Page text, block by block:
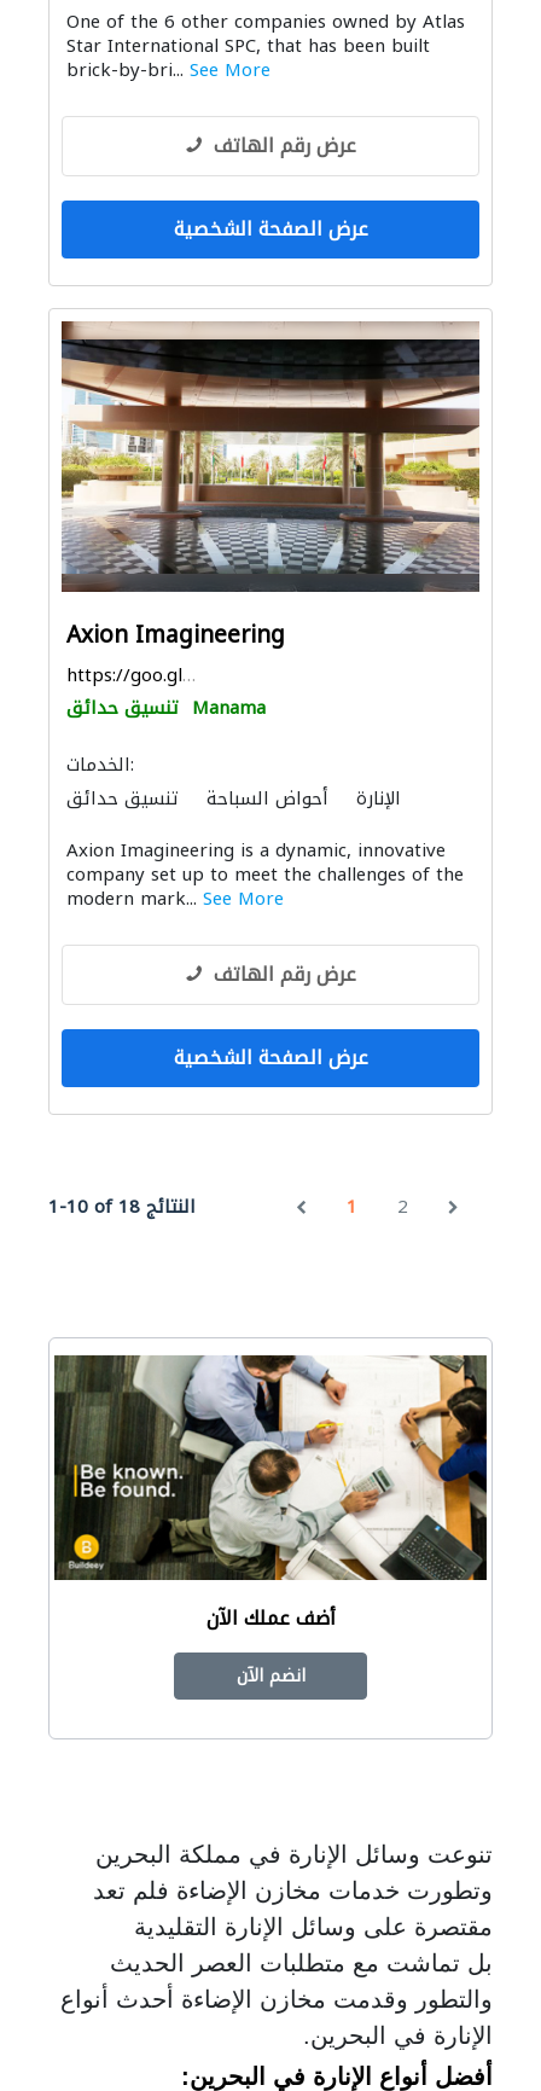
الحمامات والمطابخ موردو نوافذ الإنارة
One of the 6 other companies owned by Atlas
Star International SPC, that has been built
brick-by-bri... See More
عرض رقم الهاتف
عرض الصفحة الشخصية
Axion Imagineering
https://goo.gl/maps/4uBJ95zhzi6gMXp86
تنسيق حدائق Manama
الخدمات:
تنسيق حدائق
أحواض السباحة الإنارة
Axion Imagineering is a dynamic, innovative
company set up to meet the challenges of the
modern mark... See More
عرض رقم الهاتف
عرض الصفحة الشخصية
1-10 of 18 النتائج 1 2
أضف عملك الآن
انضم الآن
تنوعت وسائل الإنارة في مملكة البحرين
وتطورت خدمات مخازن الإضاءة فلم تعد
مقتصرة على وسائل الإنارة التقليدية
بل تماشت مع متطلبات العصر الحديث
والتطور وقدمت مخازن الإضاءة أحدث أنواع
الإنارة في البحرين.
أفضل أنواع الإنارة في البحرين: